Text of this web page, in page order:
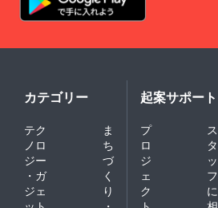
カテゴリー
テク
ノロ
ジー
・ガ
ジェ
ま
ち
づ
く
り
起案サポート
プ
ロ
ジ
ェ
ク
ス
タ
ッ
フ
に